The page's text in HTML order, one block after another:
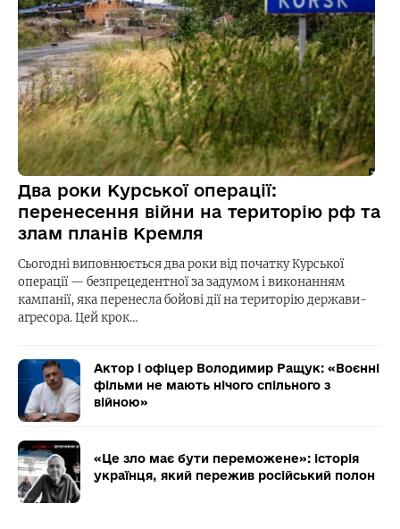
Два роки Курської операції:
перенесення війни на територію рф та
злам планів Кремля
Сьогодні виповнюється два роки від початку Курської
операції — безпрецедентної за задумом і виконанням
кампанії, яка перенесла бойові дії на територію держави-
агресора. Цей крок…
Актор і офіцер Володимир Ращук: «Воєнні
фільми не мають нічого спільного з
війною»
«Це зло має бути переможене»: історія
українця, який пережив російський полон